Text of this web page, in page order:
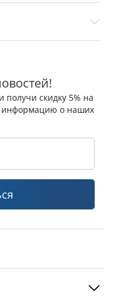
скидку 5% на
информацию о наших